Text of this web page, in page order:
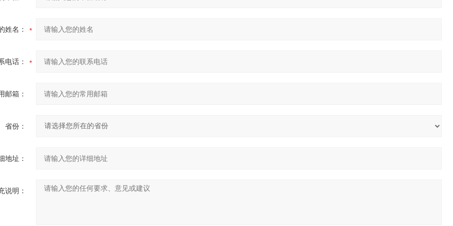
姓名：
电话：
邮箱：
省份：
地址：
说明：